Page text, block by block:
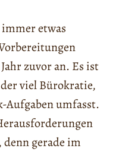
etwas
zuvor an. Es ist
viel Bürokratie,
umfasst.
gerade im